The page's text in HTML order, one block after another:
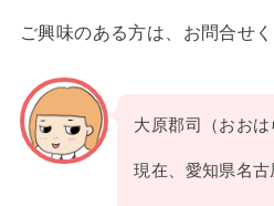
ご興味のある方は、お問合せく
大原郡司（おおは
現在、愛知県名古